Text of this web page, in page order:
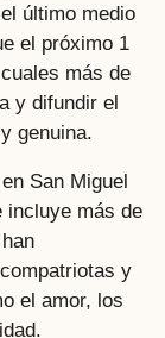
último medio
el próximo 1
más de
y difundir el
genuina.
San Miguel
incluye más de
y
el amor, los